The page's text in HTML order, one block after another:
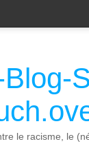
Blog-
le racisme, le